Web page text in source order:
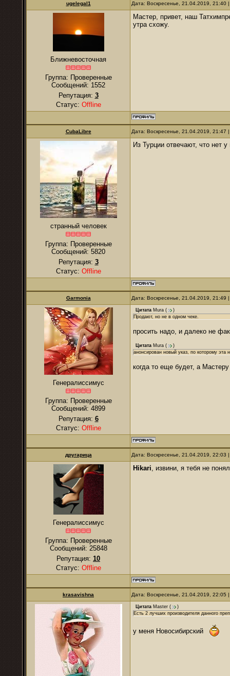
ugelegal1 Дата: Воскресенье, 21.04.2019,
Ближневосточная
Группа: Проверенные
Сообщений: 1552
Репутация: 3
Статус: Offline
Мастер, привет, наш
утра схожу.
CubaLibre Дата: Воскресенье, 21.04.2019,
странный человек
Группа: Проверенные
Сообщений: 5820
Репутация: 3
Статус: Offline
Из Турции отвечают, что нет у
Garmonia Дата: Воскресенье, 21.04.2019,
Генералиссимус
Группа: Проверенные
Сообщений: 4899
Репутация: 6
Статус: Offline
Цитата Mura (
)
Продают, но не в одном чеке.
просить надо, и далеко не
Цитата Mura (
)
анонсирован новый указ, по которому эта
когда то еще будет, а
другарица Дата: Воскресенье, 21.04.2019,
Генералиссимус
Группа: Проверенные
Сообщений: 25848
Репутация: 10
Статус: Offline
Hikari, извини, я тебя не
krasavishna Дата: Воскресенье, 21.04.2019,
Цитата Master (
)
Есть 2 лучших производителя данного
у меня Новосибирский